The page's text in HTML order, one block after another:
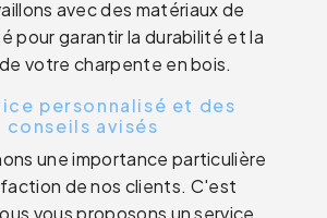
avec des matériaux de
pour garantir la durabilité et la
votre charpente en bois.
personnalisé et des
conseils avisés
une importance particulière
de nos clients. C'est
vous proposons un service